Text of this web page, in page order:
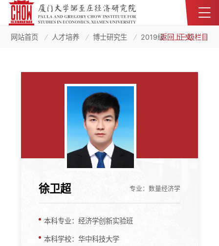
网站首页 人才培养 博士研究生 2019级 正文
返回上一级栏目
徐卫超 专业：数量经济学
本科专业：经济学创新实验班
本科学校：华中科技大学